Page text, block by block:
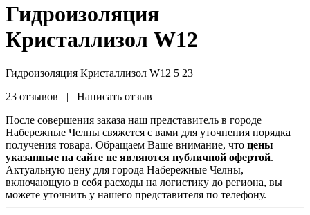
Гидроизоляция
Кристаллизол W12
Гидроизоляция Кристаллизол W12 5 23
23 отзывов | Написать отзыв
После совершения заказа наш представитель в городе
Набережные Челны свяжется с вами для уточнения порядка
получения товара. Обращаем Ваше внимание, что цены
указанные на сайте не являются публичной офертой.
Актуальную цену для города Набережные Челны,
включающую в себя расходы на логистику до региона, вы
можете уточнить у нашего представителя по телефону.